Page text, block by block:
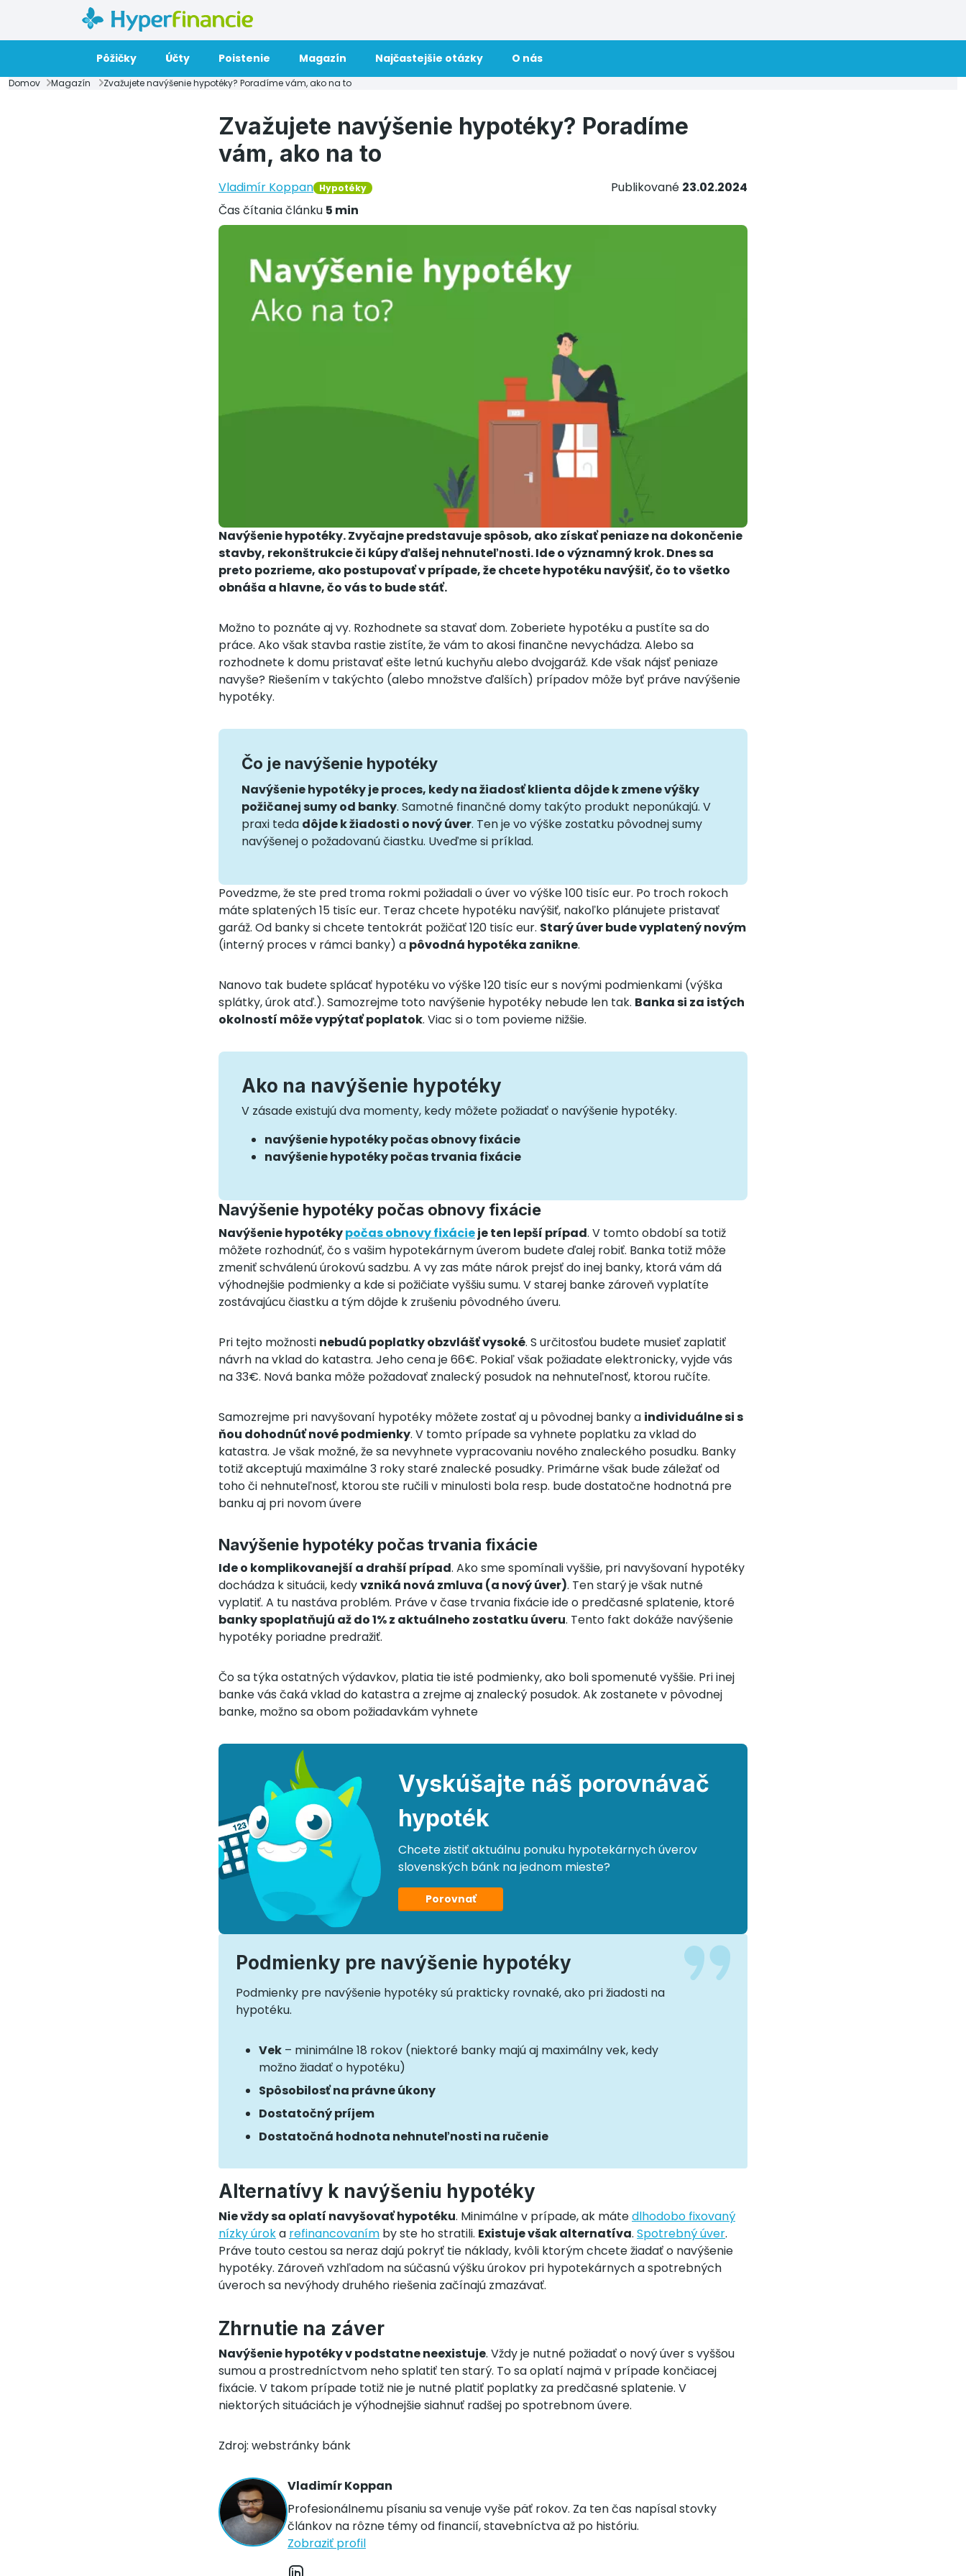
Pôžičky Účty Poistenie Magazín Najčastejšie otázky O nás
Domov Magazín Zvažujete navýšenie hypotéky? Poradíme vám, ako na to
Zvažujete navýšenie hypotéky? Poradíme
vám, ako na to
Vladimír Koppan Hypotéky Publikované 23.02.2024
Čas čítania článku 5 min
Navýšenie hypotéky. Zvyčajne predstavuje spôsob, ako získať peniaze na dokončenie
stavby, rekonštrukcie či kúpy ďalšej nehnuteľnosti. Ide o významný krok. Dnes sa
preto pozrieme, ako postupovať v prípade, že chcete hypotéku navýšiť, čo to všetko
obnáša a hlavne, čo vás to bude stáť.
Možno to poznáte aj vy. Rozhodnete sa stavať dom. Zoberiete hypotéku a pustíte sa do
práce. Ako však stavba rastie zistíte, že vám to akosi finančne nevychádza. Alebo sa
rozhodnete k domu pristavať ešte letnú kuchyňu alebo dvojgaráž. Kde však nájsť peniaze
navyše? Riešením v takýchto (alebo množstve ďalších) prípadov môže byť práve navýšenie
hypotéky.
Čo je navýšenie hypotéky
Navýšenie hypotéky je proces, kedy na žiadosť klienta dôjde k zmene výšky
požičanej sumy od banky. Samotné finančné domy takýto produkt neponúkajú. V
praxi teda dôjde k žiadosti o nový úver. Ten je vo výške zostatku pôvodnej sumy
navýšenej o požadovanú čiastku. Uveďme si príklad.
Povedzme, že ste pred troma rokmi požiadali o úver vo výške 100 tisíc eur. Po troch rokoch
máte splatených 15 tisíc eur. Teraz chcete hypotéku navýšiť, nakoľko plánujete pristavať
garáž. Od banky si chcete tentokrát požičať 120 tisíc eur. Starý úver bude vyplatený novým
(interný proces v rámci banky) a pôvodná hypotéka zanikne.
Nanovo tak budete splácať hypotéku vo výške 120 tisíc eur s novými podmienkami (výška
splátky, úrok atď.). Samozrejme toto navýšenie hypotéky nebude len tak. Banka si za istých
okolností môže vypýtať poplatok. Viac si o tom povieme nižšie.
Ako na navýšenie hypotéky
V zásade existujú dva momenty, kedy môžete požiadať o navýšenie hypotéky.
navýšenie hypotéky počas obnovy fixácie
navýšenie hypotéky počas trvania fixácie
Navýšenie hypotéky počas obnovy fixácie
Navýšenie hypotékypočas obnovy fixácieje ten lepší prípad. V tomto období sa totiž
môžete rozhodnúť, čo s vašim hypotekárnym úverom budete ďalej robiť. Banka totiž môže
zmeniť schválenú úrokovú sadzbu. A vy zas máte nárok prejsť do inej banky, ktorá vám dá
výhodnejšie podmienky a kde si požičiate vyššiu sumu. V starej banke zároveň vyplatíte
zostávajúcu čiastku a tým dôjde k zrušeniu pôvodného úveru.
Pri tejto možnosti nebudú poplatky obzvlášť vysoké. S určitosťou budete musieť zaplatiť
návrh na vklad do katastra. Jeho cena je 66€. Pokiaľ však požiadate elektronicky, vyjde vás
na 33€. Nová banka môže požadovať znalecký posudok na nehnuteľnosť, ktorou ručíte.
Samozrejme pri navyšovaní hypotéky môžete zostať aj u pôvodnej banky a individuálne si s
ňou dohodnúť nové podmienky. V tomto prípade sa vyhnete poplatku za vklad do
katastra. Je však možné, že sa nevyhnete vypracovaniu nového znaleckého posudku. Banky
totiž akceptujú maximálne 3 roky staré znalecké posudky. Primárne však bude záležať od
toho či nehnuteľnosť, ktorou ste ručili v minulosti bola resp. bude dostatočne hodnotná pre
banku aj pri novom úvere
Navýšenie hypotéky počas trvania fixácie
Ide o komplikovanejší a drahší prípad. Ako sme spomínali vyššie, pri navyšovaní hypotéky
dochádza k situácii, kedyvzniká nová zmluva (a nový úver). Ten starý je však nutné
vyplatiť. A tu nastáva problém. Práve v čase trvania fixácie ide o predčasné splatenie, ktoré
banky spoplatňujú až do 1% z aktuálneho zostatku úveru. Tento fakt dokáže navýšenie
hypotéky poriadne predražiť.
Čo sa týka ostatných výdavkov, platia tie isté podmienky, ako boli spomenuté vyššie. Pri inej
banke vás čaká vklad do katastra a zrejme aj znalecký posudok. Ak zostanete v pôvodnej
banke, možno sa obom požiadavkám vyhnete
Vyskúšajte náš porovnávač
hypoték
Chcete zistiť aktuálnu ponuku hypotekárnych úverov
slovenských bánk na jednom mieste?
Porovnať
Podmienky pre navýšenie hypotéky
Podmienky pre navýšenie hypotéky sú prakticky rovnaké, ako pri žiadosti na
hypotéku.
Vek – minimálne 18 rokov (niektoré banky majú aj maximálny vek, kedy
možno žiadať o hypotéku)
Spôsobilosť na právne úkony
Dostatočný príjem
Dostatočná hodnota nehnuteľnosti na ručenie
Alternatívy k navýšeniu hypotéky
Nie vždy sa oplatí navyšovať hypotéku. Minimálne v prípade, ak mátedlhodobo fixovaný
nízky úroka refinancovaním by ste ho stratili. Existuje však alternatíva. Spotrebný úver.
Práve touto cestou sa neraz dajú pokryť tie náklady, kvôli ktorým chcete žiadať o navýšenie
hypotéky. Zároveň vzhľadom na súčasnú výšku úrokov pri hypotekárnych a spotrebných
úveroch sa nevýhody druhého riešenia začínajú zmazávať.
Zhrnutie na záver
Navýšenie hypotéky v podstatne neexistuje. Vždy je nutné požiadať o nový úver s vyššou
sumou a prostredníctvom neho splatiť ten starý. To sa oplatí najmä v prípade končiacej
fixácie. V takom prípade totiž nie je nutné platiť poplatky za predčasné splatenie. V
niektorých situáciách je výhodnejšie siahnuť radšej po spotrebnom úvere.
Zdroj: webstránky bánk
Vladimír Koppan
Profesionálnemu písaniu sa venuje vyše päť rokov. Za ten čas napísal stovky
článkov na rôzne témy od financií, stavebníctva až po históriu.
Zobraziť profil